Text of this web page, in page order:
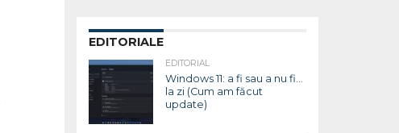
EDITORIALE
EDITORIAL
Windows 11: a fi sau a nu fi…
la zi (Cum am făcut
update)